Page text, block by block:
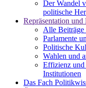
Der Wandel
politische
Repräsentation und
Alle
Parlamente
Politische
Wahlen und
Effizienz und
Institutionen
Das Fach